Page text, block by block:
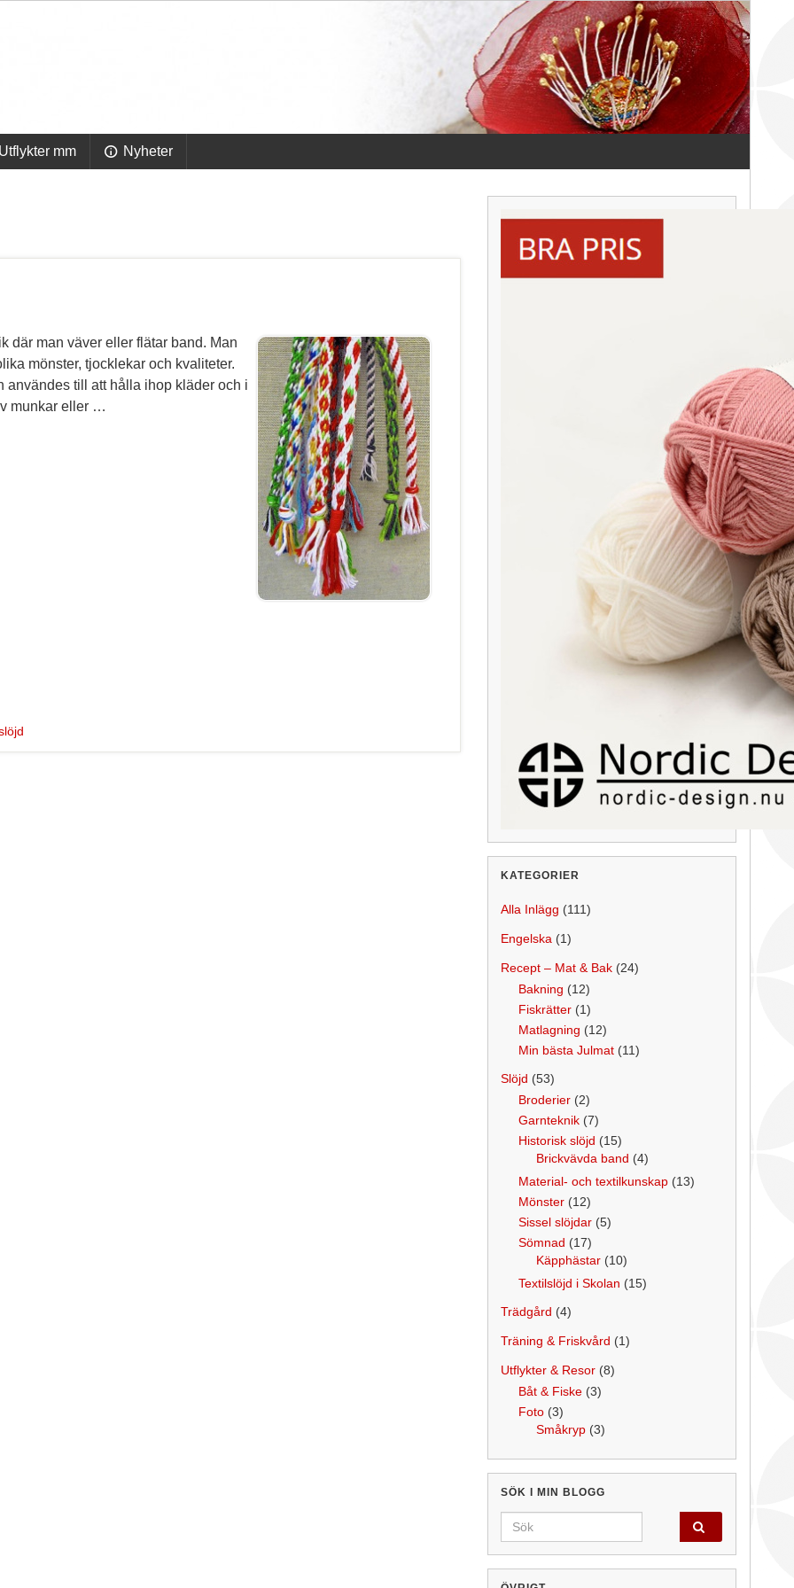
mm Nyheter
där man väver eller flätar band. Man
mönster, tjocklekar och kvaliteter.
användes till att hålla ihop kläder och i
munkar eller …
KATEGORIER
Alla Inlägg (111)
Engelska (1)
Recept – Mat & Bak(24)
Bakning (12)
Fiskrätter(1)
Matlagning (12)
Min bästa Julmat(11)
Slöjd (53)
Broderier(2)
Garnteknik(7)
Historisk slöjd (15)
Brickvävda band (4)
Material- och textilkunskap(13)
Mönster(12)
Sissel slöjdar(5)
Sömnad (17)
Käpphästar(10)
Textilslöjd i Skolan (15)
Trädgård (4)
Träning & Friskvård (1)
Utflykter & Resor(8)
Båt & Fiske(3)
Foto(3)
Småkryp(3)
SÖK I MIN BLOGG
Search for: